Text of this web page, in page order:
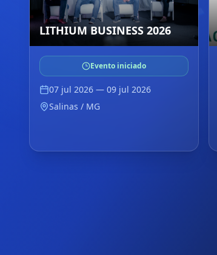
LITHIUM BUSINESS 2026
Evento iniciado
07 jul 2026 — 09 jul 2026
Salinas / MG